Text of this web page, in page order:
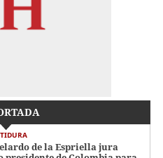
de la Espriella jura